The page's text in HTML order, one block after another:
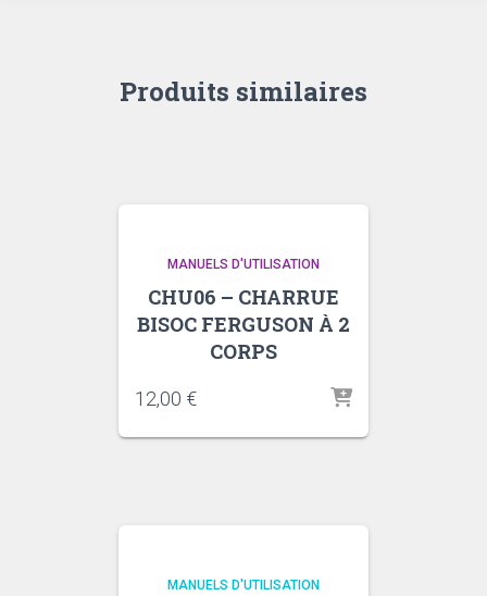
Produits similaires
MANUELS D'UTILISATION
CHU06 – CHARRUE
BISOC FERGUSON À 2
CORPS
12,00 €
MANUELS D'UTILISATION